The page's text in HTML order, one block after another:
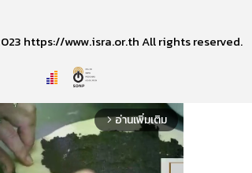
https://www.isra.or.th All rights reserved.
arrow_forward_ios อ่านเพิ่มเติม